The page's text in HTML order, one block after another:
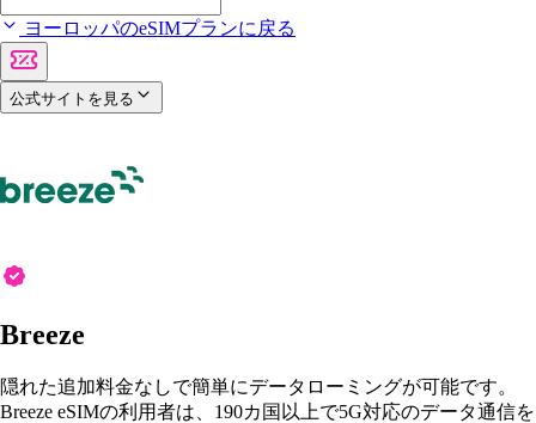
ヨーロッパのeSIMプランに戻る
公式サイトを見る
Breeze
隠れた追加料金なしで簡単にデータローミングが可能です。
Breeze eSIMの利用者は、190カ国以上で5G対応のデータ通信を